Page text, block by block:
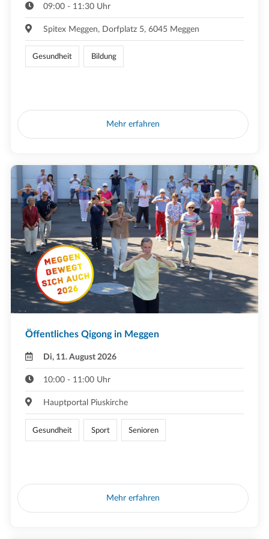
09:00 - 11:30 Uhr
Spitex Meggen, Dorfplatz 5, 6045 Meggen
Gesundheit Bildung
Mehr erfahren
Öffentliches Qigong in Meggen
Di, 11. August 2026
10:00 - 11:00 Uhr
Hauptportal Piuskirche
Gesundheit Sport Senioren
Mehr erfahren